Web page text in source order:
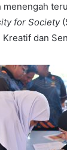
menengah
for Society
dan